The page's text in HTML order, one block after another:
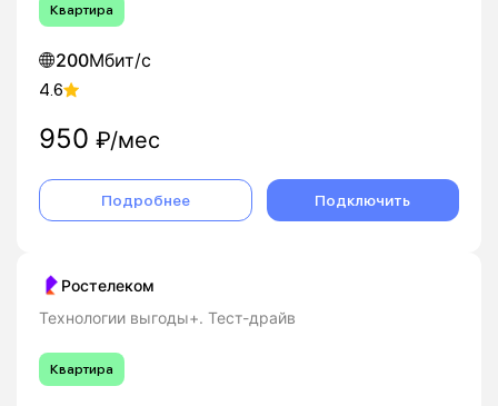
Квартира
200Мбит/с
4.6
950 ₽/мес
Подробнее Подключить
Ростелеком
Технологии выгоды+. Тест-драйв
Квартира